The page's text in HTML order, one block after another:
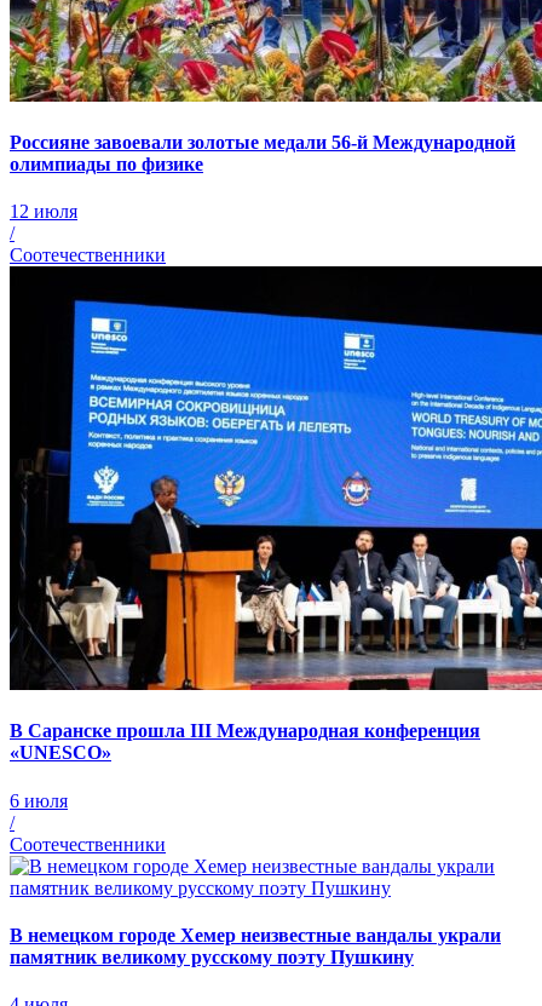
Россияне завоевали золотые медали 56-й Международной
олимпиады по физике
12 июля
/
Соотечественники
В Саранске прошла III Международная конференция
«UNESCO»
6 июля
/
Соотечественники
В немецком городе Хемер неизвестные вандалы украли
памятник великому русскому поэту Пушкину